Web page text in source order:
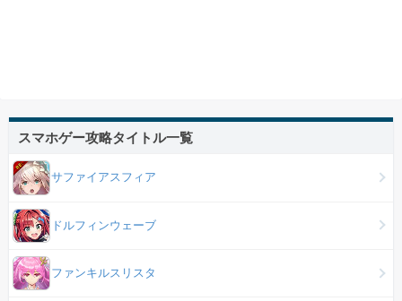
スマホゲー攻略タイトル一覧
サファイアスフィア
ドルフィンウェーブ
ファンキルスリスタ